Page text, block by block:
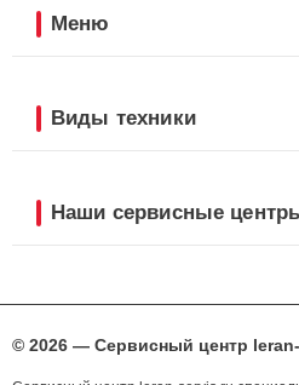
Меню
Виды техники
Наши сервисные
© 2026 — Сервисный центр